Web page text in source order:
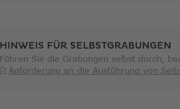
HINWEIS FÜR SELBSTGRABUNGEN
Führen Sie die Grabungen selbst durch,
Anforderung an die Ausführung von